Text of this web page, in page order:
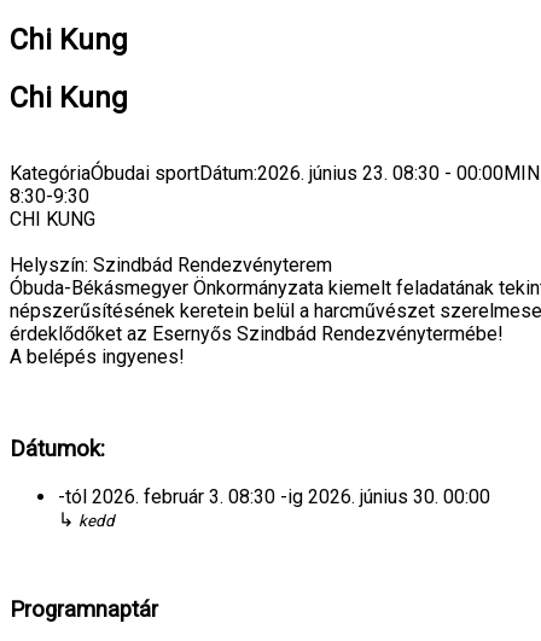
Chi Kung
Chi Kung
KategóriaÓbudai sportDátum:2026. június 23. 08:30 - 00:00
8:30-9:30
CHI KUNG
Helyszín: Szindbád Rendezvényterem
Óbuda-Békásmegyer Önkormányzata kiemelt feladatának
népszerűsítésének keretein belül a harcművészet
érdeklődőket az Esernyős Szindbád Rendezvénytermébe!
A belépés ingyenes!
Dátumok:
-tól 2026. február 3. 08:30 -ig 2026. június 30. 00:00
↳ kedd
Programnaptár